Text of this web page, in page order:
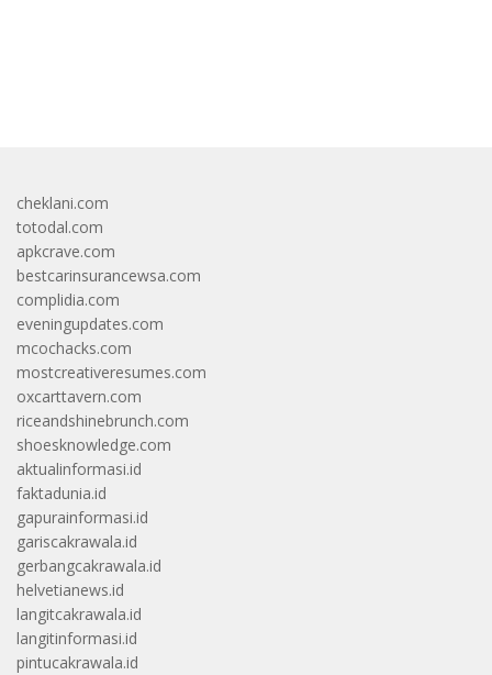
cheklani.com
totodal.com
apkcrave.com
bestcarinsurancewsa.com
complidia.com
eveningupdates.com
mcochacks.com
mostcreativeresumes.com
oxcarttavern.com
riceandshinebrunch.com
shoesknowledge.com
aktualinformasi.id
faktadunia.id
gapurainformasi.id
gariscakrawala.id
gerbangcakrawala.id
helvetianews.id
langitcakrawala.id
langitinformasi.id
pintucakrawala.id